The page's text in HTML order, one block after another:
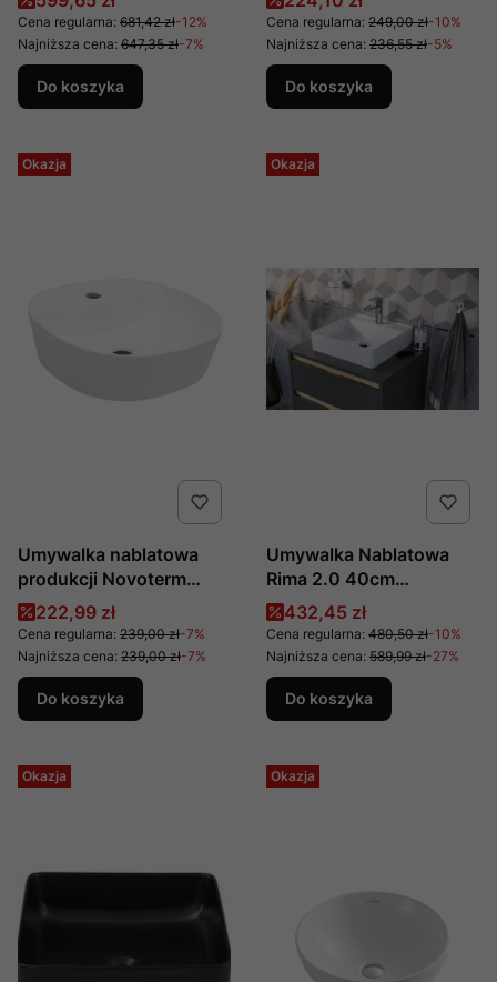
CE-39-009
Cena regularna: 681,42 zł-12%
Najniższa cena: 647,35 zł-7%
Do koszyka
Cena regularna: 249,00 zł-10%
Najniższa cena: 236,55 zł-5%
Do koszyka
Okazja
Umywalka nablatowa
produkcji Novoterm
Kerra KR 850
Cena promocyjna
222,99 zł
Cena regularna: 239,00 zł-7%
Najniższa cena: 239,00 zł-7%
Do koszyka
Okazja
Umywalka Nablatowa
Rima 2.0 40cm
Ceex.4901.400.Wh
Cena promocyjna
432,45 zł
Cena regularna: 480,50 zł-10%
Najniższa cena: 589,99 zł-27%
Do koszyka
Okazja Okazja